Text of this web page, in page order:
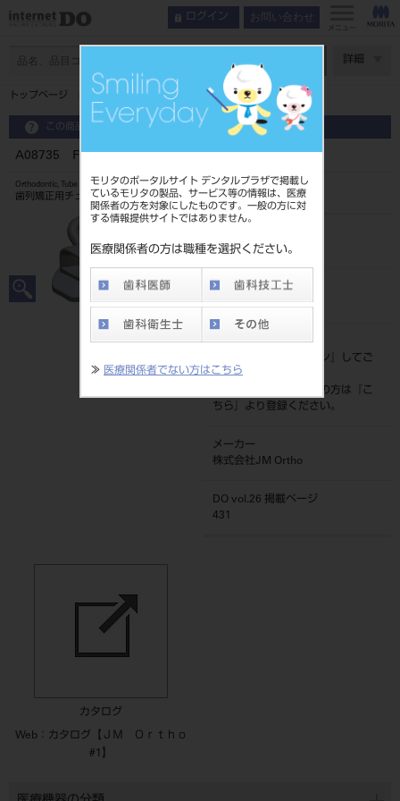
モリタのポータルサイト デンタルプラザで掲載し
ているモリタの製品、サービス等の情報は、医療
関係者の方を対象にしたものです。一般の方に対
する情報提供サイトではありません。
医療関係者の方は職種を選択ください。
≫ 医療関係者でない方はこちら
ログイン お問い合わせ
メニュー
詳細
トップページ A08735 FLIチューブ ロス 10入
この商品に関するお問い合わせ
A08735 FLIチューブ ロス 10入
Orthodontic, Tube
歯列矯正用チューブ
2068604808735
JAN/EANコード
標準価格
ログイン
』してご
覧ください。
ネット会員登録がまだの方は『
こ
ちら
』より登録ください。
メーカー
株式会社JM Ortho
DO vol.26 掲載ページ
431
カタログ
Web：カタログ【ＪＭ Ｏｒｔｈｏ
#1】